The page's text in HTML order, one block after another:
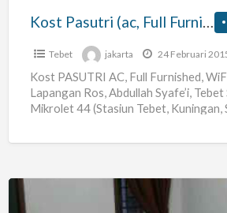
Kost Pasutri (ac, Full Furnished) Lapros Tebet
Tebet jakarta 24 Februari
Kost PASUTRI AC, Full Furnished,
Lapangan Ros, Abdullah Syafe’i,
Mikrolet 44 (Stasiun Tebet, Kuningan,